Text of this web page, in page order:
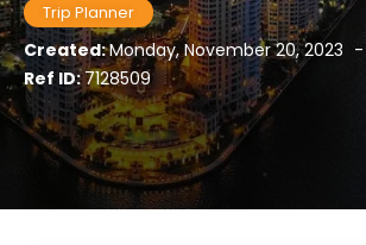
Trip Planner
Created:Monday, November 20, 2023 -
Ref ID:7128509